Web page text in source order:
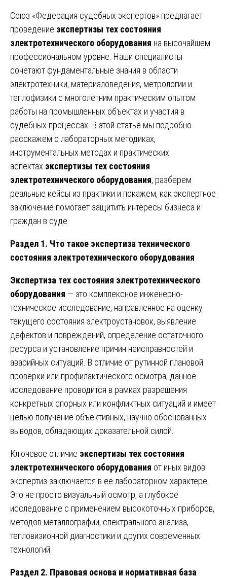
Союз «Федерация судебных экспертов» предлагает
проведение экспертизы тех состояния
электротехнического оборудования на высочайшем
профессиональном уровне. Наши специалисты
сочетают фундаментальные знания в области
электротехники, материаловедения, метрологии и
теплофизики с многолетним практическим опытом
работы на промышленных объектах и участия в
судебных процессах. В этой статье мы подробно
расскажем о лабораторных методиках,
инструментальных методах и практических
аспектах экспертизы тех состояния
электротехнического оборудования, разберем
реальные кейсы из практики и покажем, как экспертное
заключение помогает защитить интересы бизнеса и
граждан в суде.
Раздел 1. Что такое экспертиза технического
состояния электротехнического оборудования
Экспертиза тех состояния электротехнического
оборудования — это комплексное инженерно-
техническое исследование, направленное на оценку
текущего состояния электроустановок, выявление
дефектов и повреждений, определение остаточного
ресурса и установление причин неисправностей и
аварийных ситуаций. В отличие от рутинной плановой
проверки или профилактического осмотра, данное
исследование проводится в рамках разрешения
конкретных спорных или конфликтных ситуаций и имеет
целью получение объективных, научно обоснованных
выводов, обладающих доказательной силой.
Ключевое отличие экспертизы тех состояния
электротехнического оборудования от иных видов
экспертиз заключается в ее лабораторном характере.
Это не просто визуальный осмотр, а глубокое
исследование с применением высокоточных приборов,
методов металлографии, спектрального анализа,
тепловизионной диагностики и других современных
технологий.
Раздел 2. Правовая основа и нормативная база